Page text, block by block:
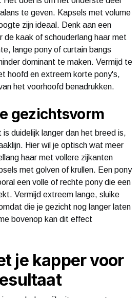
te geven. Kapsels met volume
zijn ideaal. Denk aan een
de kaak of schouderlang haar met
lange pony of curtain bangs
dominant te maken. Vermijd te
hoofd en extreem korte pony's,
het voorhoofd benadrukken.
gezichtsvorm
is duidelijk langer dan het breed is,
Hier wil je optisch wat meer
haar met vollere zijkanten
met golven of krullen. Een pony
een volle of rechte pony die een
Vermijd extreem lange, sluike
die je gezicht nog langer laten
bovenop kan dit effect
je kapper voor